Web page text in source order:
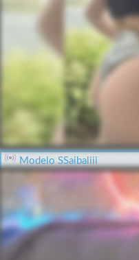
Modelo SSaibaliii